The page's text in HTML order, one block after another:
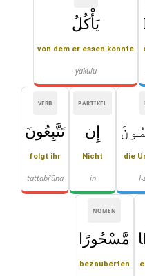
يَأْكُلُ
von dem er essen könnte
yakulu
die
l-
PARTIKEL
إِن
Nicht
in
VERB
تَتَّبِعُونَ
folgt ihr
tattabiʿūna
NOMEN
مَّسْحُورًا
bezauberten